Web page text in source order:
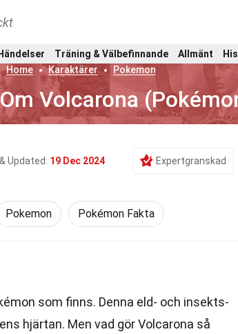
Träning & Välbefinnande Allmänt
Home
Karaktärer Pokemon
Volcarona
Updated: 19 Dec 2024 Expertgranskad
Pokemon Pokémon Fakta
som finns. Denna eld- och insekts-
hjärtan. Men vad gör Volcarona så